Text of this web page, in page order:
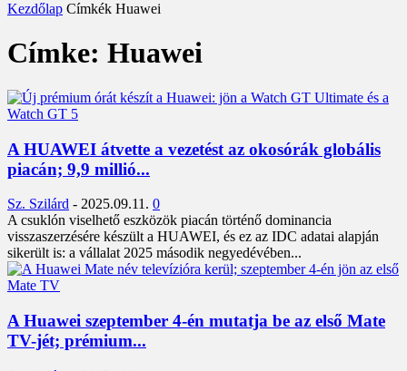
Kezdőlap Címkék Huawei
Címke: Huawei
A HUAWEI átvette a vezetést az okosórák globális
piacán; 9,9 millió...
Sz. Szilárd - 2025.09.11. 0
A csuklón viselhető eszközök piacán történő dominancia
visszaszerzésére készült a HUAWEI, és ez az IDC adatai alapján
sikerült is: a vállalat 2025 második negyedévében...
A Huawei szeptember 4-én mutatja be az első Mate
TV-jét; prémium...